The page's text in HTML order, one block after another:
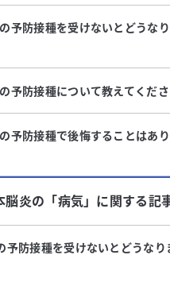
予防接種を受けないとどうな
予防接種について教えてくださ
予防接種で後悔することはあ
脳炎の「病気」に関する記
予防接種を受けないとどうなり